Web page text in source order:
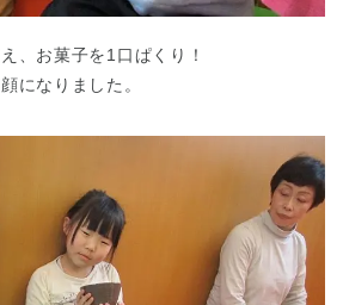
、お菓子を1口ぱくり！
になりました。